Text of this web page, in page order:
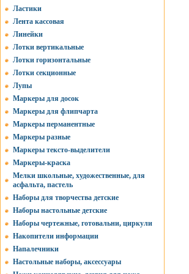
Ластики
Лента кассовая
Линейки
Лотки вертикальные
Лотки горизонтальные
Лотки секционные
Лупы
Маркеры для досок
Маркеры для флипчарта
Маркеры перманентные
Маркеры разные
Маркеры тексто-выделители
Маркеры-краска
Мелки школьные, художественные, для
асфальта, пастель
Наборы для творчества детские
Наборы настольные детские
Наборы чертежные, готовальни, циркули
Накопители информации
Напалечники
Настольные наборы, аксессуары